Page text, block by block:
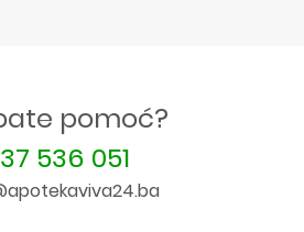
pomoć?
536 051